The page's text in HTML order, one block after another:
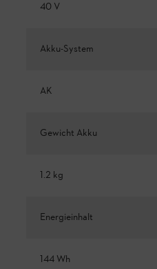
40 V
Akku-System
AK
Gewicht Akku
1.2 kg
Energieinhalt
144 Wh